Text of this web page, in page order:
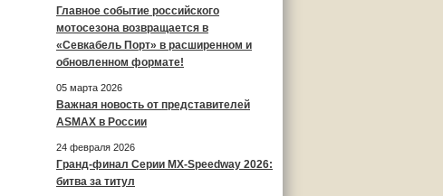
Главное событие российского
мотосезона возвращается в
«Севкабель Порт» в расширенном и
обновленном формате!
05 марта 2026
Важная новость от представителей
ASMAX в России
24 февраля 2026
Гранд-финал Серии MX-Speedway 2026:
битва за титул